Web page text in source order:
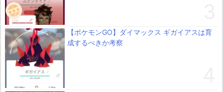
【ポケモンGO】ダイマックス ギガイアスは育
成するべきか考察